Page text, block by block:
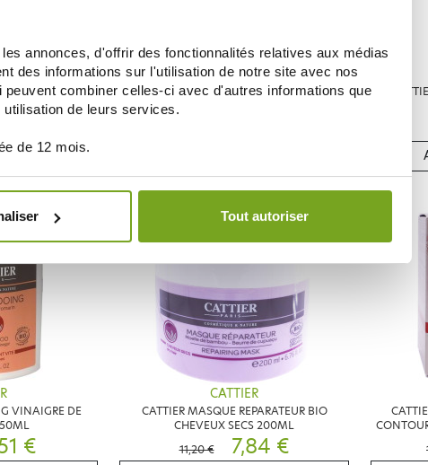
annonces, d'offrir des fonctionnalités relatives aux médias
des informations sur l'utilisation de notre site avec nos
combiner celles-ci avec d'autres informations que
de leurs services.
de 12 mois.
Tout autoriser
250ML
CATTIER
CATTIER LAIT CORPS ALOE VERA 500ML
-30
VINAIGRE DE
€
CATTIER
CATTIER MASQUE REPARATEUR BIO
CHEVEUX SECS 200ML
11,20 €
7,84 €